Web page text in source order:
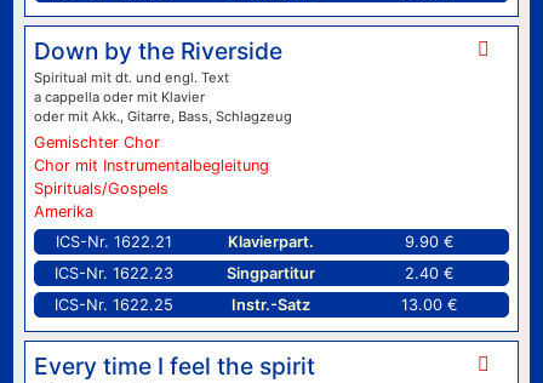
Down by the Riverside
Spiritual mit dt. und engl. Text
a cappella oder mit Klavier
oder mit Akk., Gitarre, Bass, Schlagzeug
Gemischter Chor
Chor mit Instrumentalbegleitung
Spirituals/Gospels
Amerika
ICS-Nr. 1622.21
Klavierpart.
9.90 €
ICS-Nr. 1622.23
Singpartitur
2.40 €
ICS-Nr. 1622.25
Instr.-Satz 13.00 €
Every time I feel the spirit